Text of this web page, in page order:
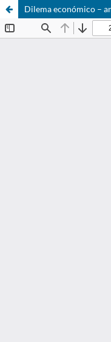
Dilema económico –